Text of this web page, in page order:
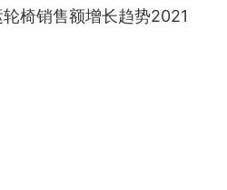
椅销售额增长趋势2021